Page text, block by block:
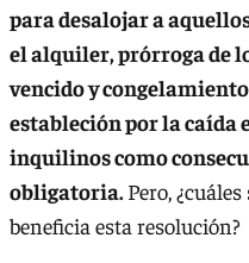
para desalojar a
el alquiler, prórroga de
vencido y
estableción por la caída
inquilinos como
obligatoria.Pero,
beneficia esta resolución?